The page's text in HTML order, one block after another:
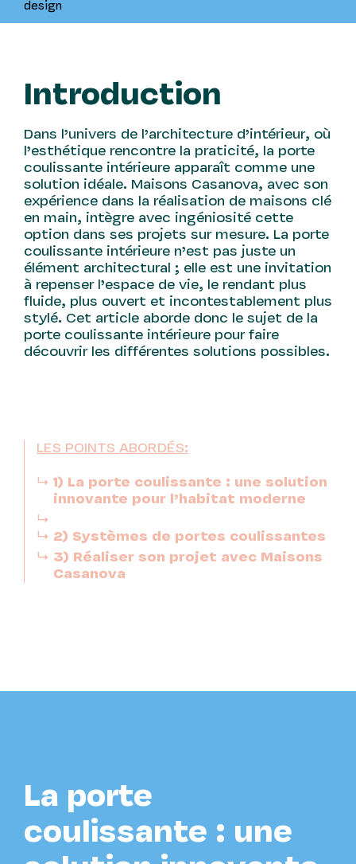
design
Introduction
Dans l’univers de l’architecture d’intérieur, où
l’esthétique rencontre la praticité, la porte
coulissante intérieure apparaît comme une
solution idéale. Maisons Casanova, avec son
expérience dans la réalisation de maisons clé
en main, intègre avec ingéniosité cette
option dans ses projets sur mesure. La porte
coulissante intérieure n’est pas juste un
élément architectural ; elle est une invitation
à repenser l’espace de vie, le rendant plus
fluide, plus ouvert et incontestablement plus
stylé. Cet article aborde donc le sujet de la
porte coulissante intérieure pour faire
découvrir les différentes solutions possibles.
LES POINTS ABORDÉS:
1) La porte coulissante : une solution
innovante pour l’habitat moderne
2) Systèmes de portes coulissantes
3) Réaliser son projet avec Maisons
Casanova
La porte
coulissante : une